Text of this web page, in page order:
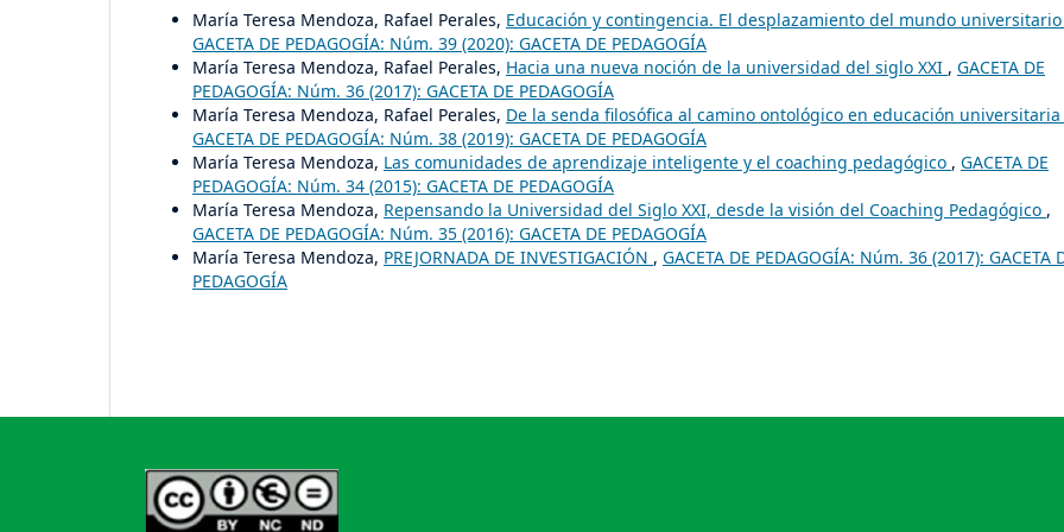
María Teresa Mendoza, Rafael Perales, Educación y contingencia. El desplazamiento del mundo universitario
GACETA DE PEDAGOGÍA: Núm. 39 (2020): GACETA DE PEDAGOGÍA
María Teresa Mendoza, Rafael Perales, Hacia una nueva noción de la universidad del siglo XXI , GACETA DE
PEDAGOGÍA: Núm. 36 (2017): GACETA DE PEDAGOGÍA
María Teresa Mendoza, Rafael Perales, De la senda filosófica al camino ontológico en educación universitaria
GACETA DE PEDAGOGÍA: Núm. 38 (2019): GACETA DE PEDAGOGÍA
María Teresa Mendoza, Las comunidades de aprendizaje inteligente y el coaching pedagógico , GACETA DE
PEDAGOGÍA: Núm. 34 (2015): GACETA DE PEDAGOGÍA
María Teresa Mendoza, Repensando la Universidad del Siglo XXI, desde la visión del Coaching Pedagógico ,
GACETA DE PEDAGOGÍA: Núm. 35 (2016): GACETA DE PEDAGOGÍA
María Teresa Mendoza, PREJORNADA DE INVESTIGACIÓN , GACETA DE PEDAGOGÍA: Núm. 36 (2017): GACETA
PEDAGOGÍA